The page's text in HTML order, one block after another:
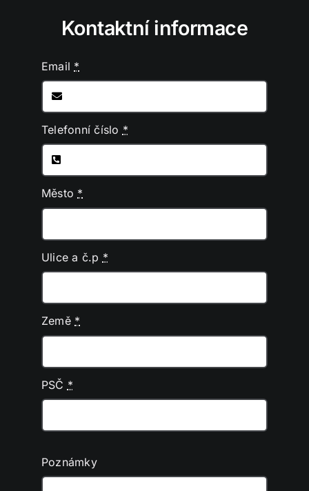
Kontaktní informace
Email *
Telefonní číslo *
Město *
Ulice a č.p *
Země *
PSČ *
Poznámky